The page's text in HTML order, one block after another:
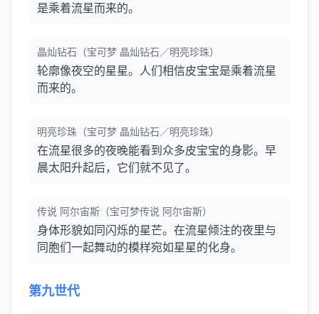
是乘着流星而来的。
晶灿钻石（宝可梦 晶灿钻石／明亮珍珠）
轮廓像夜空的星星。人们相信皮宝宝是乘着流星
而来的。
明亮珍珠（宝可梦 晶灿钻石／明亮珍珠）
在流星很多的夜晚能看到众多皮宝宝的身影。早
晨太阳升起后，它们就不见了。
传说 阿尔宙斯（宝可梦传说 阿尔宙斯）
身体形貌如同闪烁的星芒。在流星倾注的夜里与
同胞们一起舞动的模样宛如星星的化身。
第九世代